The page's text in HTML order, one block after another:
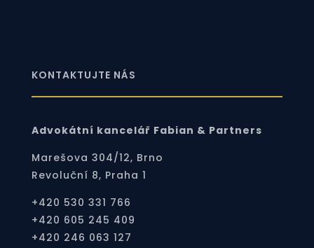
KONTAKTUJTE NÁS
Advokátní kancelář Fabian & Partners
Marešova 304/12, Brno
Revoluční 8, Praha 1
+420 530 331 766
+420 605 245 409
+420 246 063 127